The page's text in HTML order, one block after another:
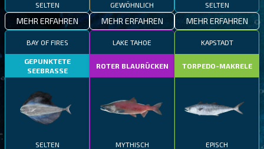
SELTEN
MEHR ERFAHREN
GEWÖHNLICH
MEHR ERFAHREN
SELTEN
MEHR ERFAHREN
BAY OF FIRES
GEPUNKTETE
SEEBRASSE
SELTEN
LAKE TAHOE
ROTER BLAURÜCKEN
MYTHISCH
KAPSTADT
TORPEDO-MAKRELE
EPISCH